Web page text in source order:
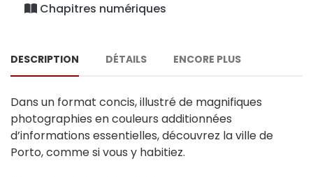
Chapitres numériques
DESCRIPTION DÉTAILS ENCORE PLUS
Dans un format concis, illustré de magnifiques
photographies en couleurs additionnées
d’informations essentielles, découvrez la ville de
Porto, comme si vous y habitiez.